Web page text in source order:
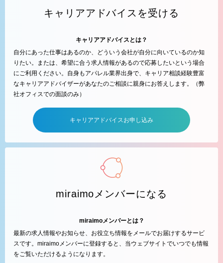
キャリアアドバイスを受ける
キャリアアドバイスとは？
自分にあった仕事はあるのか、どういう会社が自分に向いているのか知
りたい。または、希望に合う求人情報があるので応募したいという場合
にご利用ください。自身もアパレル業界出身で、キャリア相談経験豊富
なキャリアアドバイザーがあなたのご相談に親身にお答えします。（弊
社オフィスでの面談のみ）
キャリアアドバイスお申し込み
miraimoメンバーになる
miraimoメンバーとは？
最新の求人情報やお知らせ、お役立ち情報をメールでお届けするサービ
スです。miraimoメンバーに登録すると、当ウェブサイトでいつでも情報
をご覧いただけるようになります。